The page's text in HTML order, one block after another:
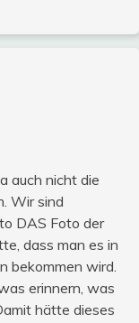
auch nicht die
Wir sind
DAS Foto der
dass man es in
bekommen wird.
erinnern, was
hätte dieses